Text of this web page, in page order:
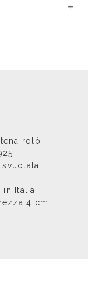
rolò
in Italia.
4 cm